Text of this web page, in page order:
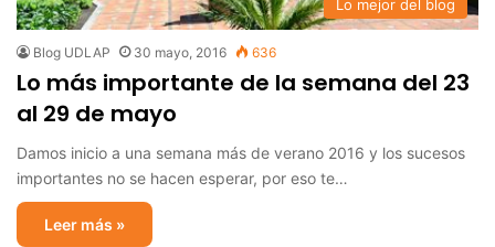
Lo mejor del blog
Blog UDLAP 30 mayo, 2016 636
Lo más importante de la semana del 23
al 29 de mayo
Damos inicio a una semana más de verano 2016 y los sucesos
importantes no se hacen esperar, por eso te…
Leer más »